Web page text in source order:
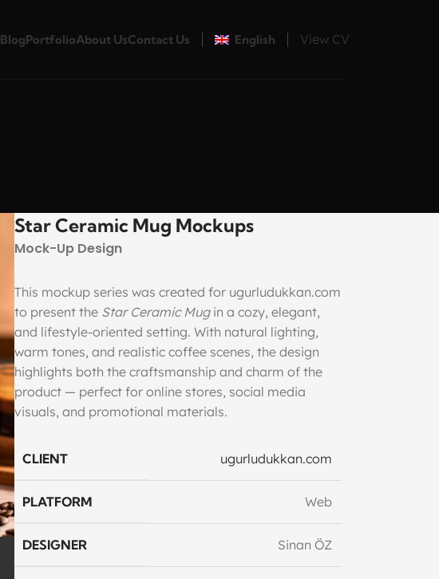
BlogPortfolioAbout UsContact Us English View CV
Star Ceramic Mug Mockups
Mock-Up Design
This mockup series was created for ugurludukkan.com
to present the Star Ceramic Mugin a cozy, elegant,
and lifestyle-oriented setting. With natural lighting,
warm tones, and realistic coffee scenes, the design
highlights both the craftsmanship and charm of the
product — perfect for online stores, social media
visuals, and promotional materials.
CLIENT ugurludukkan.com
PLATFORM Web
DESIGNER Sinan ÖZ